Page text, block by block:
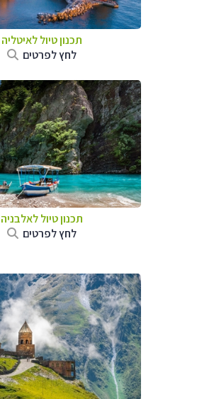
תכנון טיול לאיטליה
לחץ לפרטים
תכנון טיול לאלבניה
לחץ לפרטים